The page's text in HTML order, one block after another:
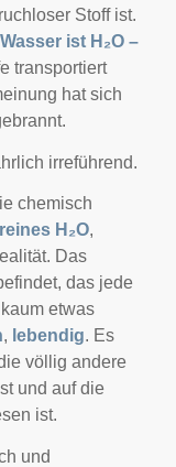
Stoff ist.
Wasser ist H₂O –
transportiert
hat sich
irreführend.
chemisch
reines H₂O,
Das
das jede
etwas
, lebendig. Es
völlig andere
und auf die
ist.
und